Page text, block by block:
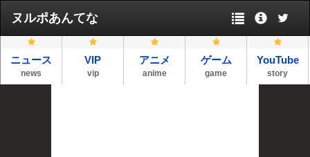
ヌルポあんてな
ニュース
news
VIP
vip
アニメ
anime
ゲーム
game
YouTube
story